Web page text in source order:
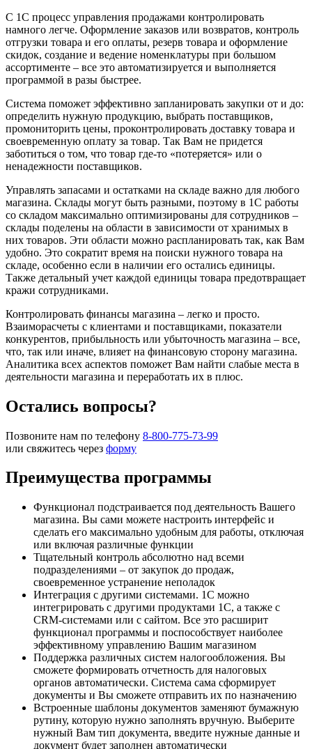
С 1С процесс управления продажами контролировать
намного легче. Оформление заказов или возвратов, контроль
отгрузки товара и его оплаты, резерв товара и оформление
скидок, создание и ведение номенклатуры при большом
ассортименте – все это автоматизируется и выполняется
программой в разы быстрее.
Система поможет эффективно запланировать закупки от и до:
определить нужную продукцию, выбрать поставщиков,
промониторить цены, проконтролировать доставку товара и
своевременную оплату за товар. Так Вам не придется
заботиться о том, что товар где-то «потеряется» или о
ненадежности поставщиков.
Управлять запасами и остатками на складе важно для любого
магазина. Склады могут быть разными, поэтому в 1С работы
со складом максимально оптимизированы для сотрудников –
склады поделены на области в зависимости от хранимых в
них товаров. Эти области можно распланировать так, как Вам
удобно. Это сократит время на поиски нужного товара на
складе, особенно если в наличии его остались единицы.
Также детальный учет каждой единицы товара предотвращает
кражи сотрудниками.
Контролировать финансы магазина – легко и просто.
Взаиморасчеты с клиентами и поставщиками, показатели
конкурентов, прибыльность или убыточность магазина – все,
что, так или иначе, влияет на финансовую сторону магазина.
Аналитика всех аспектов поможет Вам найти слабые места в
деятельности магазина и переработать их в плюс.
Остались вопросы?
Позвоните нам по телефону 8-800-775-73-99
или свяжитесь через форму
Преимущества программы
Функционал подстраивается под деятельность Вашего
магазина. Вы сами можете настроить интерфейс и
сделать его максимально удобным для работы, отключая
или включая различные функции
Тщательный контроль абсолютно над всеми
подразделениями – от закупок до продаж,
своевременное устранение неполадок
Интеграция с другими системами. 1С можно
интегрировать с другими продуктами 1С, а также с
CRM-системами или с сайтом. Все это расширит
функционал программы и поспособствует наиболее
эффективному управлению Вашим магазином
Поддержка различных систем налогообложения. Вы
сможете формировать отчетность для налоговых
органов автоматически. Система сама сформирует
документы и Вы сможете отправить их по назначению
Встроенные шаблоны документов заменяют бумажную
рутину, которую нужно заполнять вручную. Выберите
нужный Вам тип документа, введите нужные данные и
документ будет заполнен автоматически